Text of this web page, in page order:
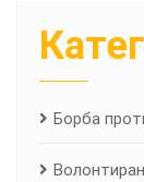
Борба